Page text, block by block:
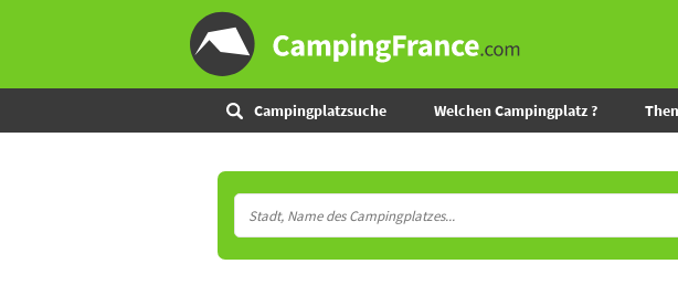
Campingplatzsuche Welchen Campingplatz ?